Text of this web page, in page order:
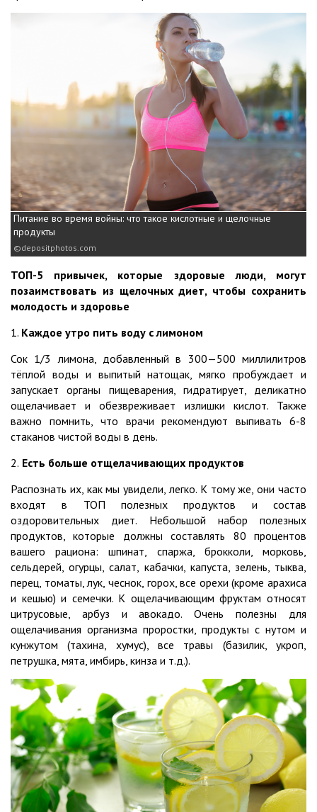
Питание во время войны: что такое кислотные и щелочные
продукты
depositphotos.com
ТОП-5 привычек, которые здоровые люди, могут
позаимствовать из щелочных диет, чтобы сохранить
молодость и здоровье
1. Каждое утро пить воду с лимоном
Сок 1/3 лимона, добавленный в 300—500 миллилитров
тёплой воды и выпитый натощак, мягко пробуждает и
запускает органы пищеварения, гидратирует, деликатно
ощелачивает и обезвреживает излишки кислот. Также
важно помнить, что врачи рекомендуют выпивать 6-8
стаканов чистой воды в день.
2. Есть больше отщелачивающих продуктов
Распознать их, как мы увидели, легко. К тому же, они часто
входят в ТОП полезных продуктов и состав
оздоровительных диет. Небольшой набор полезных
продуктов, которые должны составлять 80 процентов
вашего рациона: шпинат, спаржа, брокколи, морковь,
сельдерей, огурцы, салат, кабачки, капуста, зелень, тыква,
перец, томаты, лук, чеснок, горох, все орехи (кроме арахиса
и кешью) и семечки. К ощелачивающим фруктам относят
цитрусовые, арбуз и авокадо. Очень полезны для
ощелачивания организма проростки, продукты с нутом и
кунжутом (тахина, хумус), все травы (базилик, укроп,
петрушка, мята, имбирь, кинза и т.д.).